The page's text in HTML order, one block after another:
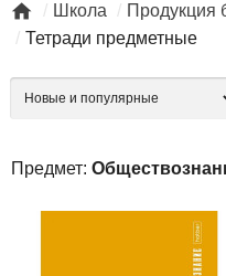
 Школа Продукция
Тетради предметные
Предмет: